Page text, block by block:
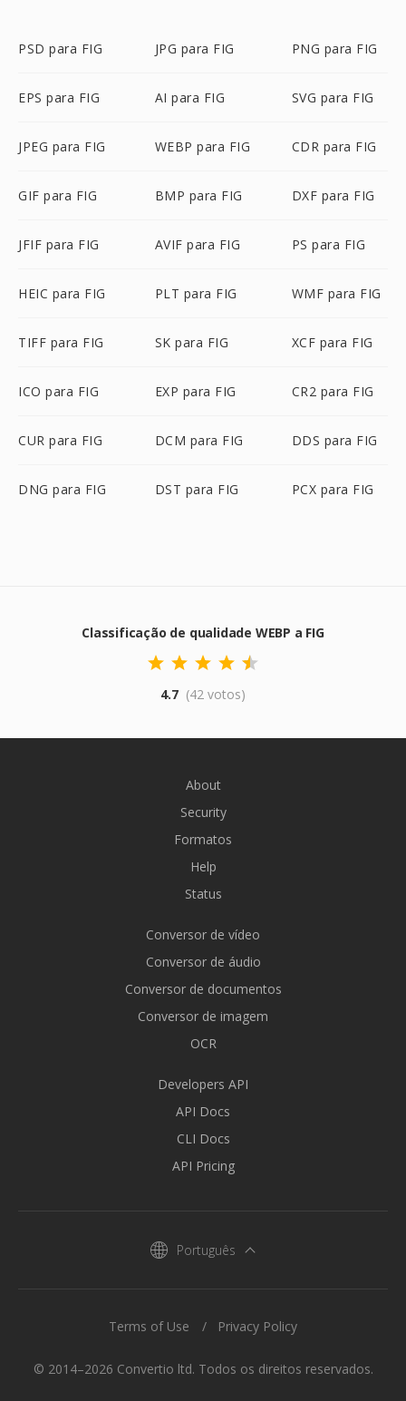
PSD para FIG JPG para FIG PNG para FIG
EPS para FIG AI para FIG SVG para FIG
JPEG para FIG WEBP para FIG CDR para FIG
GIF para FIG BMP para FIG DXF para FIG
JFIF para FIG AVIF para FIG PS para FIG
HEIC para FIG PLT para FIG WMF para FIG
TIFF para FIG SK para FIG XCF para FIG
ICO para FIG EXP para FIG CR2 para FIG
CUR para FIG DCM para FIG DDS para FIG
DNG para FIG DST para FIG PCX para FIG
Classificação de qualidade WEBP a FIG
4.7 (42 votos)
About
Security
Formatos
Help
Status
Conversor de vídeo
Conversor de áudio
Conversor de documentos
Conversor de imagem
OCR
Developers API
API Docs
CLI Docs
API Pricing
Português
© 2014–2026 Convertio ltd. Todos os direitos reservados.
Terms of Use Privacy Policy